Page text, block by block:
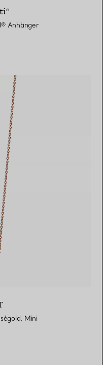
Anhänger
Mini